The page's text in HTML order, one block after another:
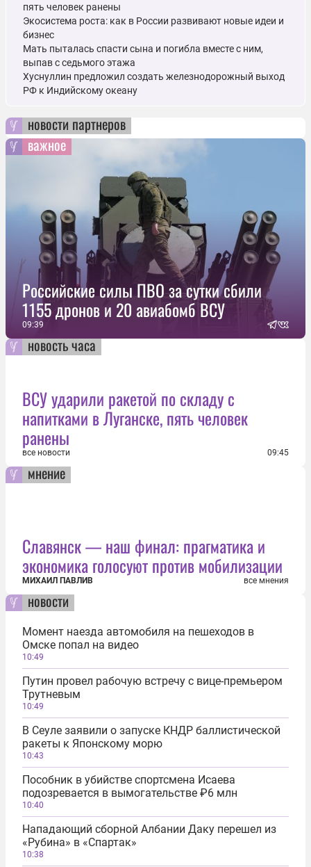
пять человек ранены
Экосистема роста: как в России развивают новые идеи и
бизнес
Мать пыталась спасти сына и погибла вместе с ним,
выпав с седьмого этажа
Хуснуллин предложил создать железнодорожный выход
РФ к Индийскому океану
новости партнеров
важное
Российские силы ПВО за сутки сбили
1155 дронов и 20 авиабомб ВСУ
09:39
новость часа
ВСУ ударили ракетой по складу с
напитками в Луганске, пять человек
ранены
все новости 09:45
мнение
Славянск — наш финал: прагматика и
экономика голосуют против мобилизации
МИХАИЛ ПАВЛИВ все мнения
новости
Момент наезда автомобиля на пешеходов в
Омске попал на видео
10:49
Путин провел рабочую встречу с вице-премьером
Трутневым
10:49
В Сеуле заявили о запуске КНДР баллистической
ракеты к Японскому морю
10:43
Пособник в убийстве спортсмена Исаева
подозревается в вымогательстве ₽6 млн
10:40
Нападающий сборной Албании Даку перешел из
«Рубина» в «Спартак»
10:38